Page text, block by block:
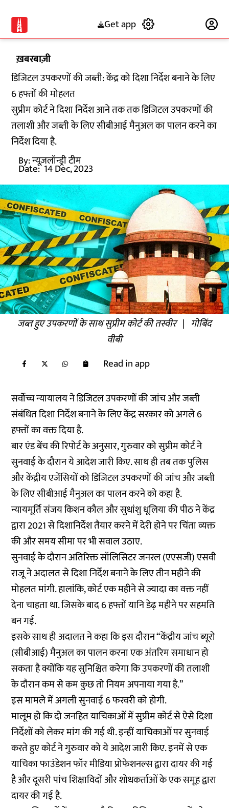
Get app
ख़बरबाज़ी
डिजिटल उपकरणों की जब्ती: केंद्र को दिशा निर्देश बनाने के लिए
6 हफ्तों की मोहलत
सुप्रीम कोर्ट ने दिशा निर्देश आने तक तक डिजिटल उपकरणों की
तलाशी और जब्ती के लिए सीबीआई मैनुअल का पालन करने का
निर्देश दिया है.
By:न्यूज़लॉन्ड्री टीम
Date: 14 Dec, 2023
जब्त हुए उपकरणों के साथ सुप्रीम कोर्ट की तस्वीर | गोबिंद
वीबी
Read in app
सर्वोच्च न्यायालय ने डिजिटल उपकरणों की जांच और जब्ती
संबंधित दिशा निर्देश बनाने के लिए केंद्र सरकार को अगले 6
हफ्तों का वक्त दिया है.
बार एंड बेंच कीरिपोर्टके अनुसार, गुरुवार को सुप्रीम कोर्ट ने
सुनवाई के दौरान ये आदेश जारी किए. साथ ही तब तक पुलिस
और केंद्रीय एजेंसियों को डिजिटल उपकरणों की जांच और जब्ती
के लिए सीबीआई मैनुअल का पालन करने को कहा है.
न्यायमूर्ति संजय किशन कौल और सुधांशु धूलिया की पीठ ने केंद्र
द्वारा 2021 से दिशानिर्देश तैयार करने में देरी होने पर चिंता व्यक्त
की और समय सीमा पर भी सवाल उठाए.
सुनवाई के दौरान अतिरिक्त सॉलिसिटर जनरल (एएसजी) एसवी
राजू ने अदालत से दिशा निर्देश बनाने के लिए तीन महीने की
मोहलत मांगी. हालांकि, कोर्ट एक महीने से ज्यादा का वक्त नहीं
देना चाहता था. जिसके बाद 6 हफ्तों यानि डेढ़ महीने पर सहमति
बन गई.
इसके साथ ही अदालत ने कहा कि इस दौरान “केंद्रीय जांच ब्यूरो
(सीबीआई) मैनुअल का पालन करना एक अंतरिम समाधान हो
सकता है क्योंकि यह सुनिश्चित करेगा कि उपकरणों की तलाशी
के दौरान कम से कम कुछ तो नियम अपनाया गया है.”
इस मामले में अगली सुनवाई 6 फरवरी को होगी.
मालूम हो कि दो जनहित याचिकाओं में सुप्रीम कोर्ट से ऐसे दिशा
निर्देशों को लेकर मांग की गई थी. इन्हीं याचिकाओं पर सुनवाई
करते हुए कोर्ट ने गुरुवार को ये आदेश जारी किए. इनमें से एक
याचिका फाउंडेशन फॉर मीडिया प्रोफेशनल्स द्वारा दायर की गई
है और दूसरी पांच शिक्षाविदों और शोधकर्ताओं के एक समूह द्वारा
दायर की गई है.